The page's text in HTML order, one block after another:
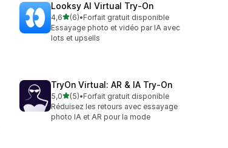
Looksy AI Virtual Try‑On
4,6étoile(s) sur 5
(6)
6 avis au total
•Forfait gratuit disponible
Essayage photo et vidéo par IA avec
lots et upsells
TryOn Virtual: AR & IA Try‑On
5,0étoile(s) sur 5
(5)
5 avis au total
•Forfait gratuit disponible
Réduisez les retours avec essayage
photo IA et AR pour la mode